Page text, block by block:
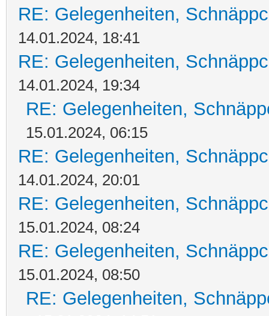
RE: Gelegenheiten,
14.01.2024, 18:41
RE: Gelegenheiten,
14.01.2024, 19:34
RE: Gelegenheiten,
15.01.2024, 06:15
RE: Gelegenheiten,
14.01.2024, 20:01
RE: Gelegenheiten,
15.01.2024, 08:24
RE: Gelegenheiten,
15.01.2024, 08:50
RE: Gelegenheiten,